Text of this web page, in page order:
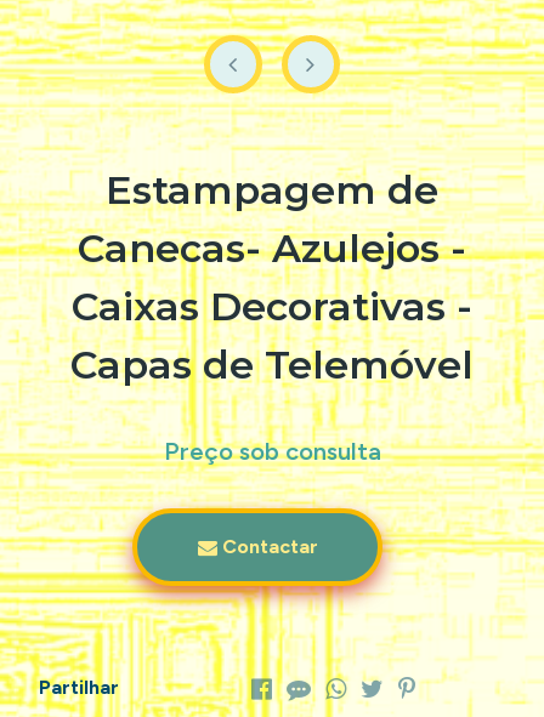
Estampagem de
Canecas- Azulejos -
Caixas Decorativas -
Capas de Telemóvel
Preço sob consulta
Contactar
Partilhar